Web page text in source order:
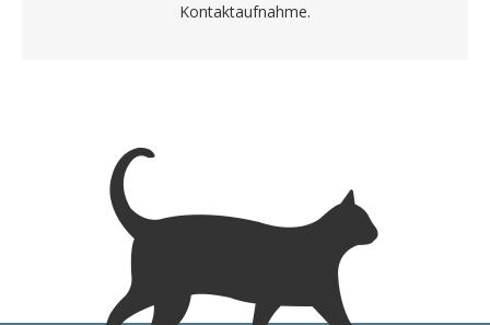
Kontaktaufnahme.